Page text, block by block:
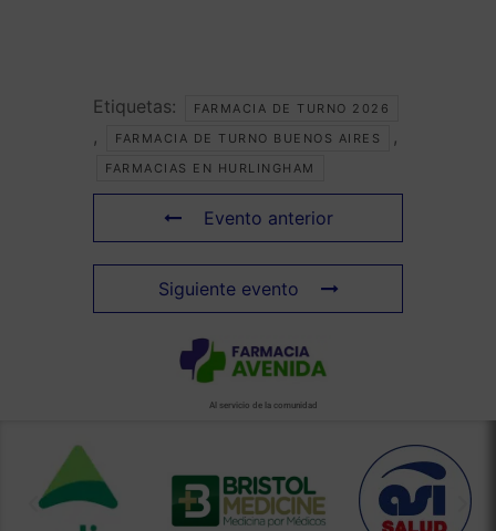
Etiquetas: FARMACIA DE TURNO 2026
, FARMACIA DE TURNO BUENOS AIRES ,
FARMACIAS EN HURLINGHAM
Evento anterior
Siguiente evento
Al servicio de la comunidad